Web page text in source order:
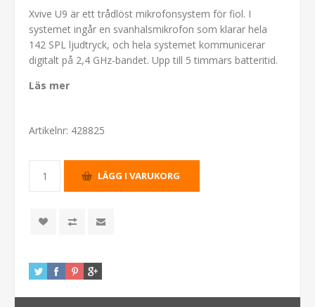
Xvive U9 är ett trådlöst mikrofonsystem för fiol. I
systemet ingår en svanhalsmikrofon som klarar hela
142 SPL ljudtryck, och hela systemet kommunicerar
digitalt på 2,4 GHz-bandet. Upp till 5 timmars batteritid.
Läs mer
Artikelnr: 428825